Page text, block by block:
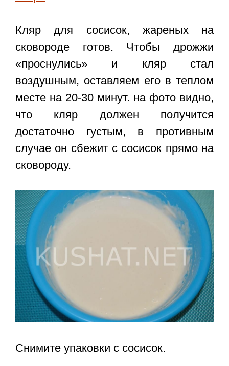
Кляр для сосисок, жареных на
сковороде готов. Чтобы дрожжи
«проснулись» и кляр стал
воздушным, оставляем его в теплом
месте на 20-30 минут. на фото видно,
что кляр должен получится
достаточно густым, в противным
случае он сбежит с сосисок прямо на
сковороду.
Снимите упаковки с сосисок.